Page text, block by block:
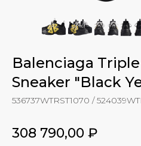
Balenciaga Triple
Sneaker "Black
536737WTRST1070 /
308 790,00 ₽